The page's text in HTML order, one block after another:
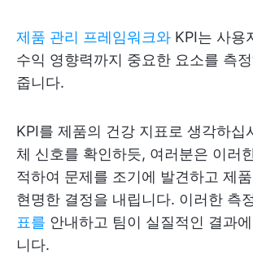
제품 관리 프레임워크와 KPI는 사용
수익 영향력까지 중요한 요소를 측
줍니다.
KPI를 제품의 건강 지표로 생각하십
체 신호를 확인하듯, 여러분은 이러
적하여 문제를 조기에 발견하고 제
현명한 결정을 내립니다. 이러한 측
표를 안내하고 팀이 실질적인 결과
니다.